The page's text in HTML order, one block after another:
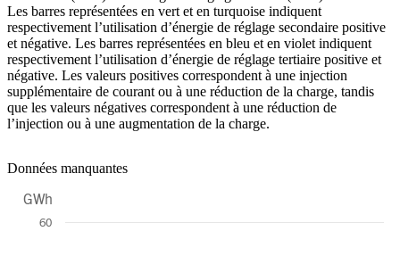
Les barres représentées en vert et en turquoise indiquent
respectivement l’utilisation d’énergie de réglage secondaire positive
et négative. Les barres représentées en bleu et en violet indiquent
respectivement l’utilisation d’énergie de réglage tertiaire positive et
négative. Les valeurs positives correspondent à une injection
supplémentaire de courant ou à une réduction de la charge, tandis
que les valeurs négatives correspondent à une réduction de
l’injection ou à une augmentation de la charge.
Données manquantes
Chart
GWh
60